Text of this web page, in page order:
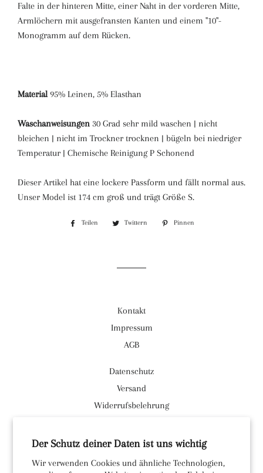
Der Schutz deiner Daten ist uns wichtig
Wir verwenden Cookies und ähnliche Technologien,
Falte in der hinteren Mitte, einer Naht in der vorderen Mitte,
Armlöchern mit ausgefransten Kanten und einem "10"-
Monogramm auf dem Rücken.
Material95% Leinen, 5% Elasthan
Waschanweisungen 30 Grad sehr mild waschen | nicht
bleichen | nicht im Trockner trocknen | bügeln bei niedriger
Temperatur | Chemische Reinigung P Schonend
Dieser Artikel hat eine lockere Passform und fällt normal aus.
Unser Model ist 174 cm groß und trägt Größe S.
Teilen
Auf
Twittern
Auf
Pinnen
Kontakt
Impressum
AGB
Datenschutz
Versand
Widerrufsbelehrung
Instagram